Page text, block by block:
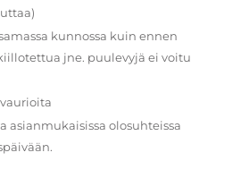
kunnossa kuin ennen
jne. puulevyjä ei voitu
asianmukaisissa olosuhteissa